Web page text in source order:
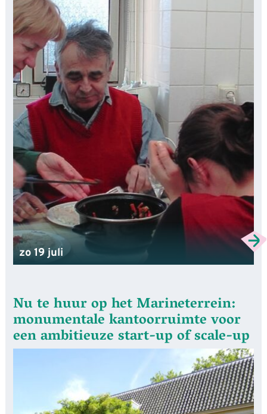
zo 19 juli
Nu te huur op het Marineterrein:
monumentale kantoorruimte voor
een ambitieuze start-up of scale-up